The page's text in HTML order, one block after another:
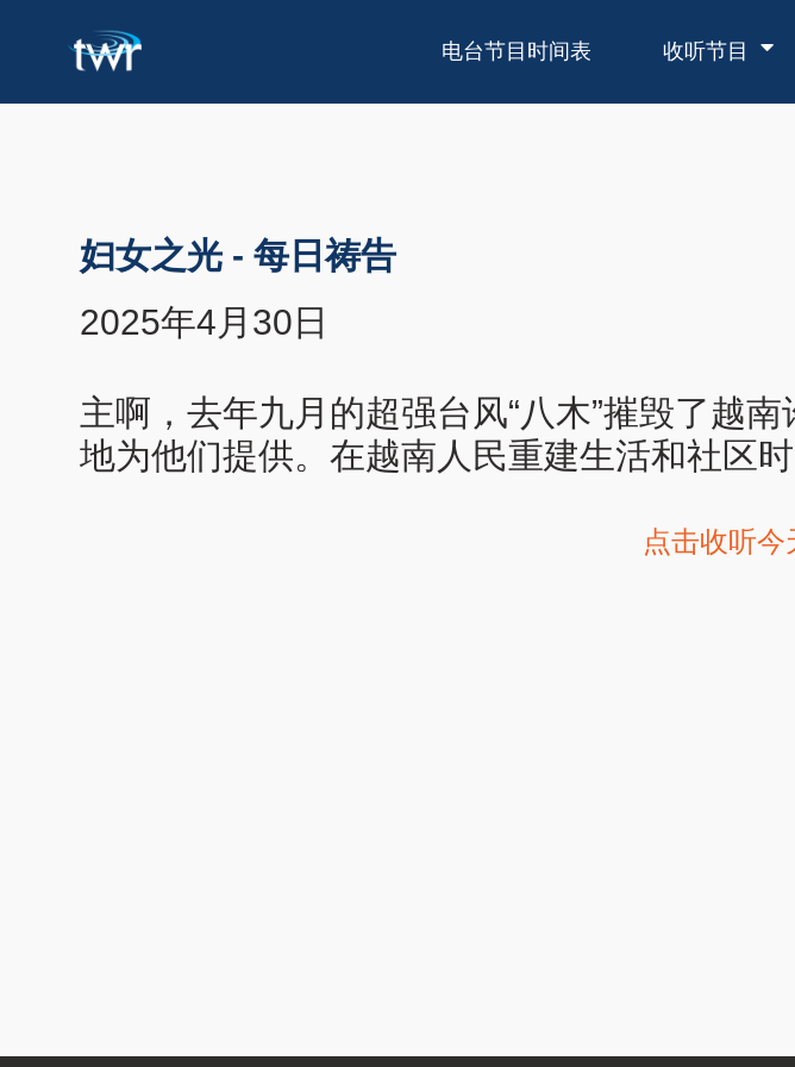
电台节目时间表 收听节目
妇女之光 - 每日祷告
2025年4月30日
主啊，去年九月的超强台风“八木”摧毁了越
地为他们提供。在越南人民重建生活和社区
点击收听今